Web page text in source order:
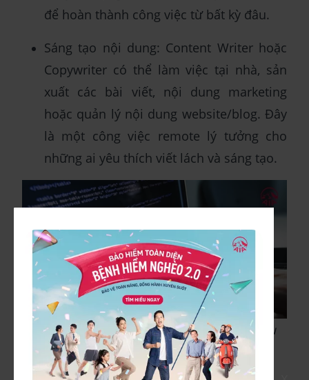
để hoàn thành công việc từ bất kỳ đâu.
Sáng tạo nội dung: Content Writer hoặc
Copywriter có thể làm việc tại nhà, sản
xuất các bài viết, nội dung marketing
hoặc quản lý nội dung website/blog. Đây
là một công việc remote lý tưởng cho
những ai yêu thích viết lách và sáng tạo.
IT là một trong những công việc hàng đầu
trong việc làm remote